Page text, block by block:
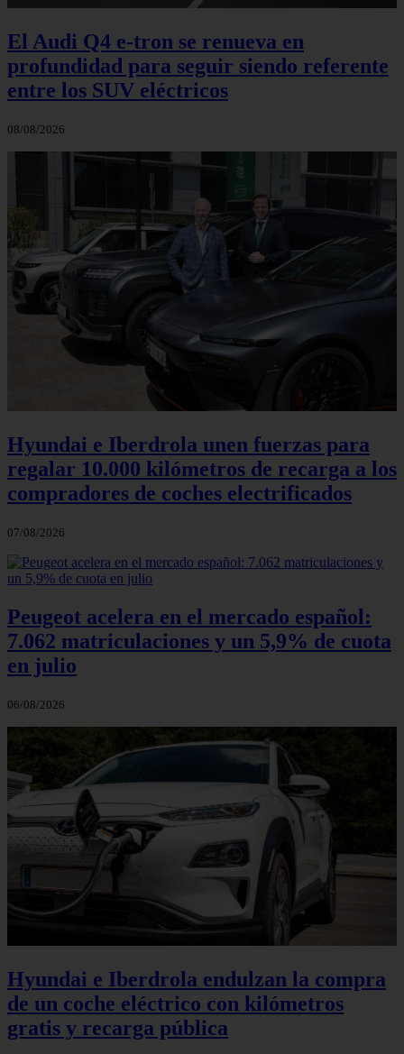
El Audi Q4 e-tron se renueva en
profundidad para seguir siendo referente
entre los SUV eléctricos
08/08/2026
Hyundai e Iberdrola unen fuerzas para
regalar 10.000 kilómetros de recarga a los
compradores de coches electrificados
07/08/2026
Peugeot acelera en el mercado español:
7.062 matriculaciones y un 5,9% de cuota
en julio
06/08/2026
Hyundai e Iberdrola endulzan la compra
de un coche eléctrico con kilómetros
gratis y recarga pública